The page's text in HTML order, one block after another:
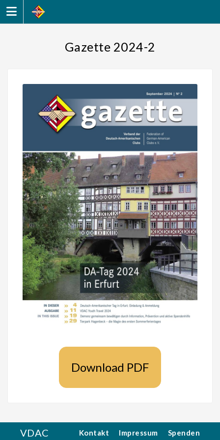
Zum
Inhalt
Gazette 2024-2
Download PDF
VDAC Kontakt Impressum Spenden